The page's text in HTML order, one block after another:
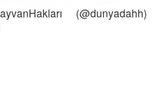
(@dunyadahh)